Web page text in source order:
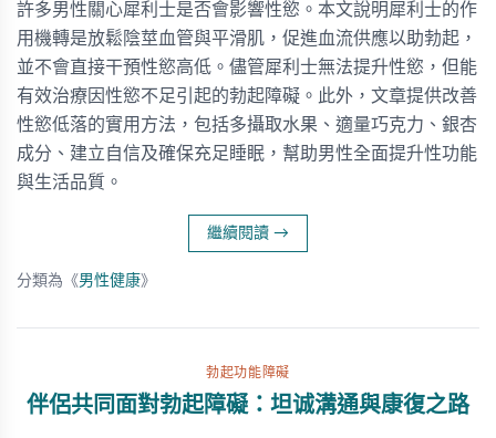
許多男性關心犀利士是否會影響性慾。本文說明犀利士的作
用機轉是放鬆陰莖血管與平滑肌，促進血流供應以助勃起，
並不會直接干預性慾高低。儘管犀利士無法提升性慾，但能
有效治療因性慾不足引起的勃起障礙。此外，文章提供改善
性慾低落的實用方法，包括多攝取水果、適量巧克力、銀杏
成分、建立自信及確保充足睡眠，幫助男性全面提升性功能
與生活品質。
繼續閱讀 →
分類為《男性健康》
勃起功能障礙
伴侶共同面對勃起障礙：坦诚溝通與康復之路